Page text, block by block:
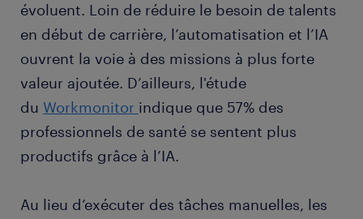
évoluent. Loin de réduire le besoin de talents
en début de carrière, l’automatisation et l’IA
ouvrent la voie à des missions à plus forte
valeur ajoutée. D’ailleurs, l'étude
du Workmonitor indique que 57% des
professionnels de santé se sentent plus
productifs grâce à l’IA.
Au lieu d’exécuter des tâches manuelles, les